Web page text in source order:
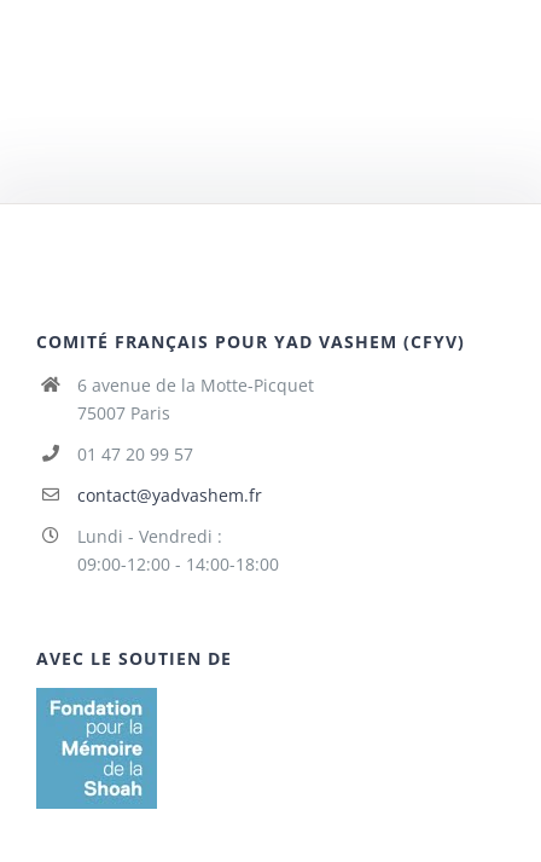
COMITÉ FRANÇAIS POUR YAD VASHEM (CFYV)
6 avenue de la Motte-Picquet
75007 Paris
01 47 20 99 57
contact@yadvashem.fr
Lundi - Vendredi :
09:00-12:00 - 14:00-18:00
AVEC LE SOUTIEN DE